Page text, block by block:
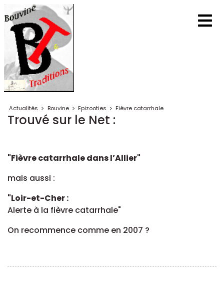
Actualités > Bouvine > Epizooties > Fièvre catarrhale
Trouvé sur le Net :
"Fièvre catarrhale dans l’Allier"
mais aussi :
"Loir-et-Cher :
Alerte à la fièvre catarrhale"
On recommence comme en 2007 ?